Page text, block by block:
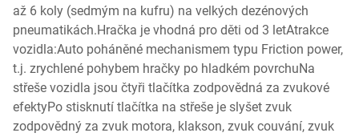
až 6 koly (sedmým na kufru) na velkých dezénových
pneumatikách.Hračka je vhodná pro děti od 3 letAtrakce
vozidla:Auto poháněné mechanismem typu Friction power,
t.j. zrychlené pohybem hračky po hladkém povrchuNa
střeše vozidla jsou čtyři tlačítka zodpovědná za zvukové
efektyPo stisknutí tlačítka na střeše je slyšet zvuk
zodpovědný za zvuk motora, klakson, zvuk couvání, zvuk